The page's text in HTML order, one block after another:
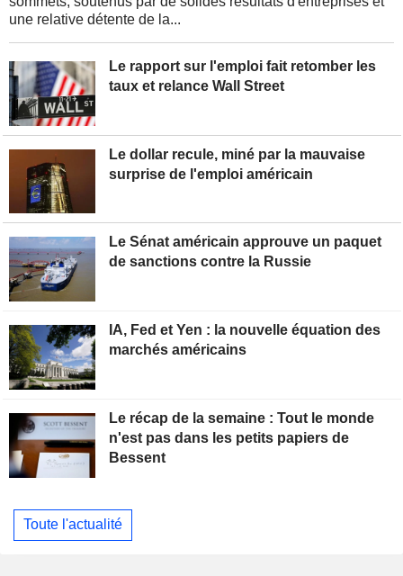
Le rapport sur l'emploi fait retomber les
taux et relance Wall Street
Le dollar recule, miné par la mauvaise
surprise de l'emploi américain
une relative détente de la...
Le Sénat américain approuve un paquet
de sanctions contre la Russie
IA, Fed et Yen : la nouvelle équation des
marchés américains
Le récap de la semaine : Tout le monde
n'est pas dans les petits papiers de
Bessent
Toute l'actualité